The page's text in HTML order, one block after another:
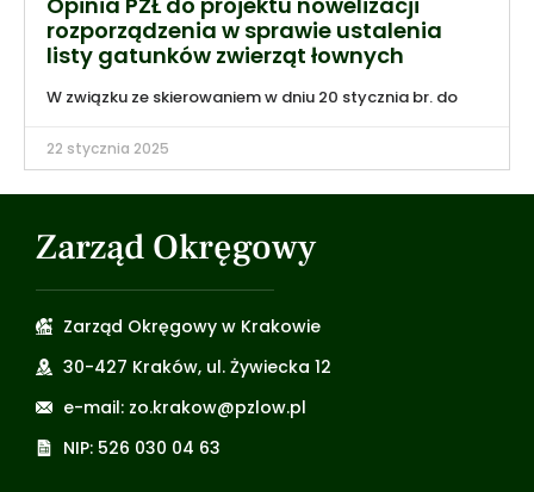
rozporządzenia w sprawie ustalenia
listy gatunków zwierząt łownych
W związku ze skierowaniem w dniu 20 stycznia br. do
22 stycznia 2025
Zarząd Okręgowy
Zarząd Okręgowy w Krakowie
30-427 Kraków, ul. Żywiecka 12
e-mail: zo.krakow@pzlow.pl
NIP: 526 030 04 63